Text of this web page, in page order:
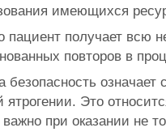
имеющихся
пациент получает
повторов в
безопасность
Это
при оказании не